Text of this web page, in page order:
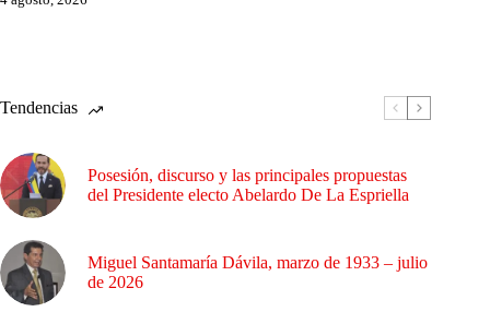
Tendencias
Posesión, discurso y las principales propuestas
del Presidente electo Abelardo De La Espriella
Miguel Santamaría Dávila, marzo de 1933 – julio
de 2026